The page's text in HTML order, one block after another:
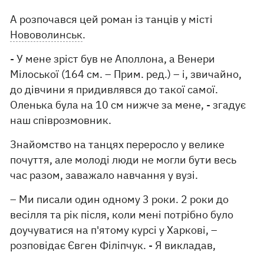
А розпочався цей роман із танців у місті
Нововолинськ.
- У мене зріст був не Аполлона, а Венери
Мілоської (164 см. – Прим. ред.) – і, звичайно,
до дівчини я придивлявся до такої самої.
Оленька була на 10 см нижче за мене, - згадує
наш співрозмовник.
Знайомство на танцях переросло у велике
почуття, але молоді люди не могли бути весь
час разом, заважало навчання у вузі.
– Ми писали один одному 3 роки. 2 роки до
весілля та рік після, коли мені потрібно було
доучуватися на п'ятому курсі у Харкові, –
розповідає Євген Філіпчук. - Я викладав,